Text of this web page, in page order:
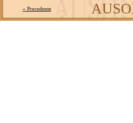
« Precedente